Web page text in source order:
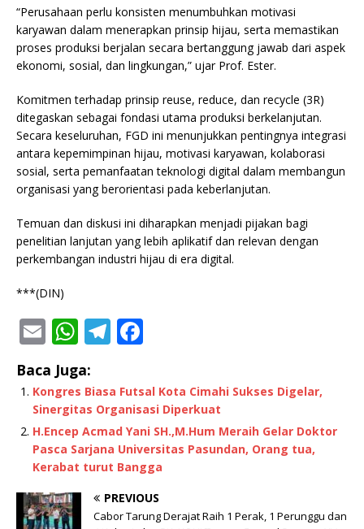
“Perusahaan perlu konsisten menumbuhkan motivasi
karyawan dalam menerapkan prinsip hijau, serta memastikan
proses produksi berjalan secara bertanggung jawab dari aspek
ekonomi, sosial, dan lingkungan,” ujar Prof. Ester.
Komitmen terhadap prinsip reuse, reduce, dan recycle (3R)
ditegaskan sebagai fondasi utama produksi berkelanjutan.
Secara keseluruhan, FGD ini menunjukkan pentingnya integrasi
antara kepemimpinan hijau, motivasi karyawan, kolaborasi
sosial, serta pemanfaatan teknologi digital dalam membangun
organisasi yang berorientasi pada keberlanjutan.
Temuan dan diskusi ini diharapkan menjadi pijakan bagi
penelitian lanjutan yang lebih aplikatif dan relevan dengan
perkembangan industri hijau di era digital.
***(DIN)
E
m
ai
l
W
at
s
A
p
p
T
e
g
ra
m
c
e
b
o
o
k
Baca Juga:
Kongres Biasa Futsal Kota Cimahi Sukses Digelar,
Sinergitas Organisasi Diperkuat
H.Encep Acmad Yani SH.,M.Hum Meraih Gelar Doktor
Pasca Sarjana Universitas Pasundan, Orang tua,
Kerabat turut Bangga
PREVIOUS
Cabor Tarung Derajat Raih 1 Perak, 1 Perunggu dan